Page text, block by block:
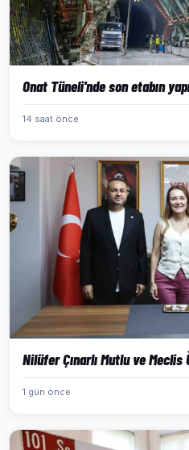
Onat Tüneli'nde son etabın
14 saat önce
Nilüfer Çınarlı Mutlu ve
1 gün önce